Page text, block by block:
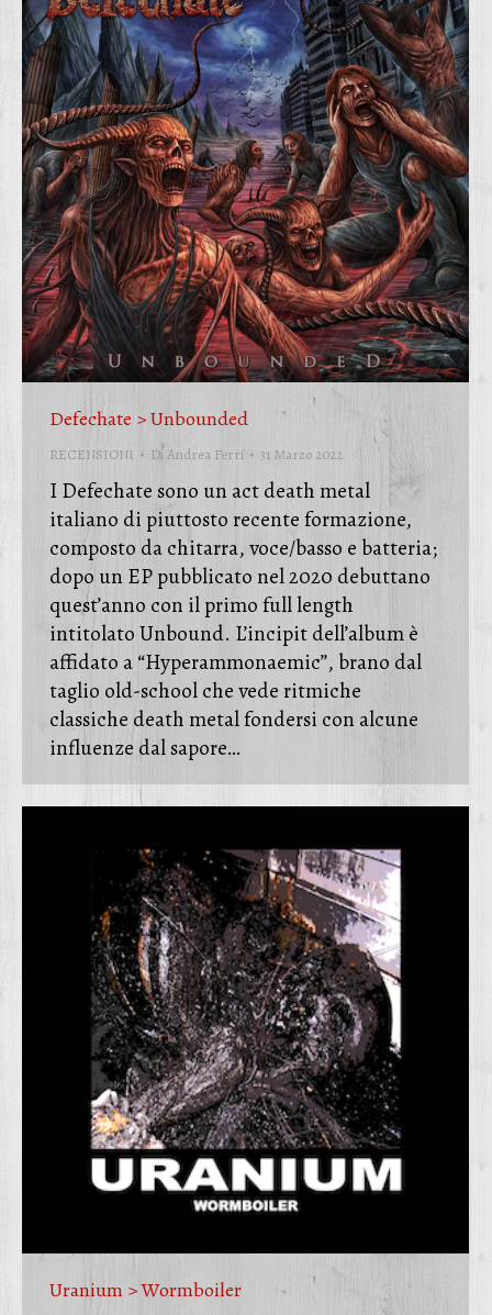
Defechate > Unbounded
RECENSIONI DiAndrea Ferri 31 Marzo 2022
I Defechate sono un act death metal
italiano di piuttosto recente formazione,
composto da chitarra, voce/basso e batteria;
dopo un EP pubblicato nel 2020 debuttano
quest’anno con il primo full length
intitolato Unbound. L’incipit dell’album è
affidato a “Hyperammonaemic”, brano dal
taglio old-school che vede ritmiche
classiche death metal fondersi con alcune
influenze dal sapore…
Uranium > Wormboiler